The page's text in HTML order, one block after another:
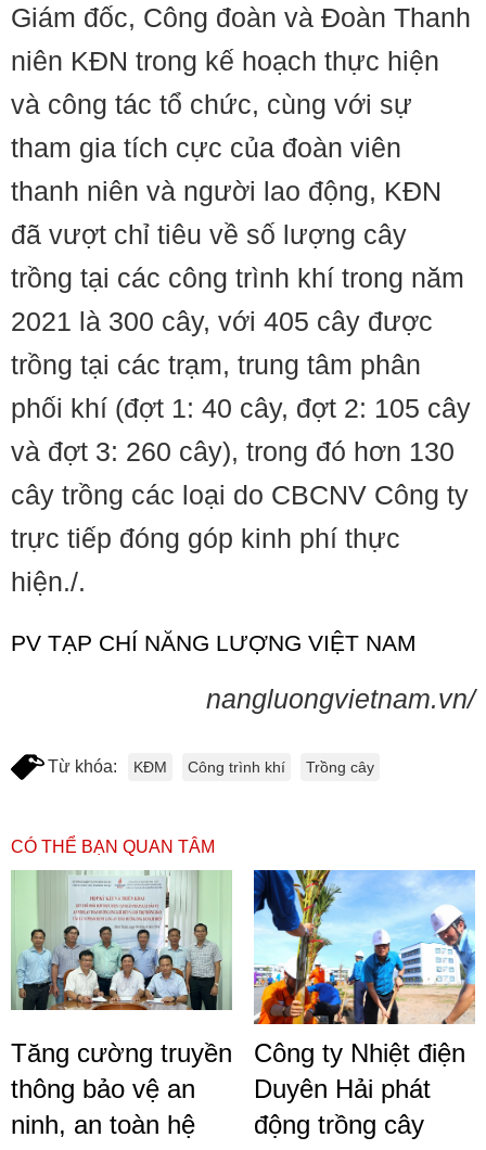
Giám đốc, Công đoàn và Đoàn Thanh
niên KĐN trong kế hoạch thực hiện
và công tác tổ chức, cùng với sự
tham gia tích cực của đoàn viên
thanh niên và người lao động, KĐN
đã vượt chỉ tiêu về số lượng cây
trồng tại các công trình khí trong năm
2021 là 300 cây, với 405 cây được
trồng tại các trạm, trung tâm phân
phối khí (đợt 1: 40 cây, đợt 2: 105 cây
và đợt 3: 260 cây), trong đó hơn 130
cây trồng các loại do CBCNV Công ty
trực tiếp đóng góp kinh phí thực
hiện./.
PV TẠP CHÍ NĂNG LƯỢNG VIỆT NAM
nangluongvietnam.vn/
Từ khóa: KĐM Công trình khí Trồng cây
CÓ THỂ BẠN QUAN TÂM
Tăng cường truyền
thông bảo vệ an
ninh, an toàn hệ
Công ty Nhiệt điện
Duyên Hải phát
động trồng cây